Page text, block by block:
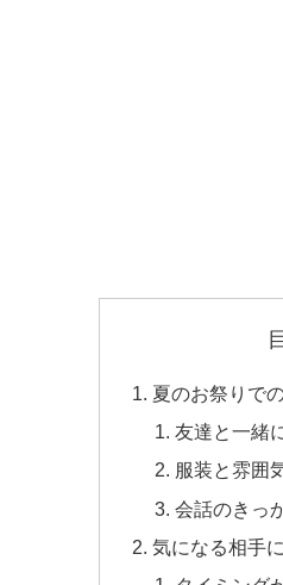
夏のお祭りで
友達と一緒
服装と雰囲
会話のきっ
気になる相手